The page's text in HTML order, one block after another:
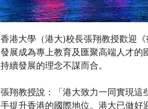
香港大學（港大)校長張翔教授歡迎
發展成為專上教育及匯聚高端人才
持續發展的理念不謀而合。
張翔教授說：「港大致力一同實現
手提升香港的國際地位。港大已做